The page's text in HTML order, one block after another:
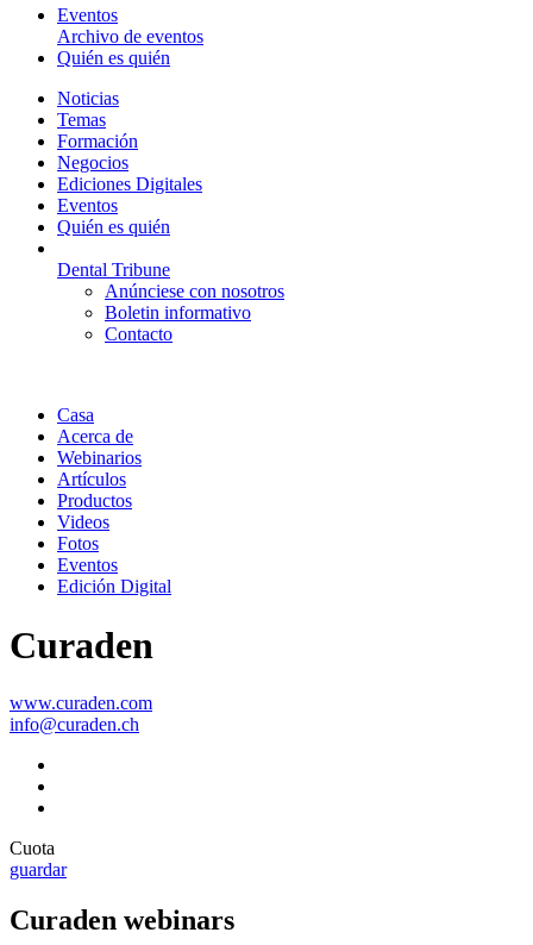
Eventos
Archivo de eventos
Quién es quién
Noticias
Temas
Formación
Negocios
Ediciones Digitales
Eventos
Quién es quién
Dental Tribune
Anúnciese con nosotros
Boletin informativo
Contacto
Casa
Acerca de
Webinarios
Artículos
Productos
Videos
Fotos
Eventos
Edición Digital
Curaden
www.curaden.com
info@curaden.ch
Cuota
guardar
Curaden webinars